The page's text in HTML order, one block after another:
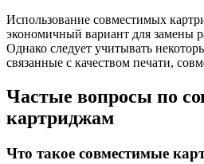
Использование совместимых
экономичный вариант для замены
Однако следует учитывать
связанные с качеством печати,
Частые вопросы по
картриджам
Что такое совместимые